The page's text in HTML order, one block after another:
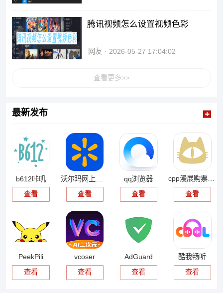
腾讯视频怎么设置视频色彩
网友 2026-05-27 17:04:02
查看更多>>
最新发布
b612咔叽
查看
查看
qq浏览器
查看
cpp漫展购票app
查看
PeekPili
查看
vcoser
查看
AdGuard
查看
酷我畅听
查看